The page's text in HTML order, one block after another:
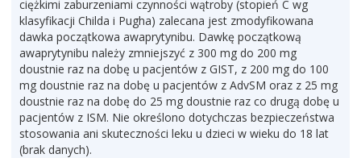
ciężkimi zaburzeniami czynności wątroby (stopień C wg
klasyfikacji Childa i Pugha) zalecana jest zmodyfikowana
dawka początkowa awaprytynibu. Dawkę początkową
awaprytynibu należy zmniejszyć z 300 mg do 200 mg
doustnie raz na dobę u pacjentów z GIST, z 200 mg do 100
mg doustnie raz na dobę u pacjentów z AdvSM oraz z 25 mg
doustnie raz na dobę do 25 mg doustnie raz co drugą dobę u
pacjentów z ISM. Nie określono dotychczas bezpieczeństwa
stosowania ani skuteczności leku u dzieci w wieku do 18 lat
(brak danych).